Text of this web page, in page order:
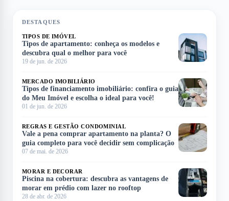
DESTAQUES
TIPOS DE IMÓVEL
Tipos de apartamento: conheça os modelos e
descubra qual o melhor para você
19 de jun. de 2026
MERCADO IMOBILIÁRIO
Tipos de financiamento imobiliário: confira o guia
do Meu Imóvel e escolha o ideal para você!
01 de jun. de 2026
REGRAS E GESTÃO CONDOMINIAL
Vale a pena comprar apartamento na planta? O
guia completo para você decidir sem complicação
07 de mai. de 2026
MORAR E DECORAR
Piscina na cobertura: descubra as vantagens de
morar em prédio com lazer no rooftop
28 de abr. de 2026